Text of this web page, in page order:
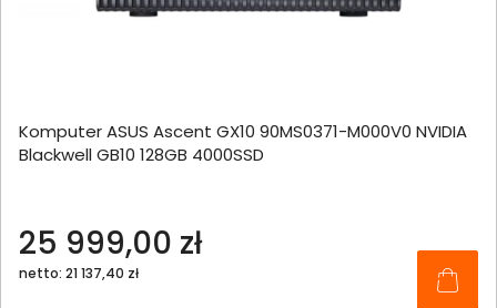
Komputer ASUS Ascent GX10 90MS0371-M000V0 NVIDIA
Blackwell GB10 128GB 4000SSD
25 999,00 zł
netto: 21 137,40 zł